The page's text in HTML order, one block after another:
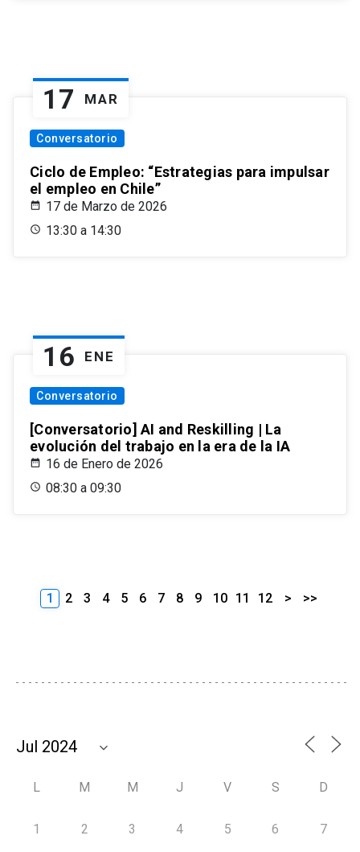
17 MAR
Conversatorio
Ciclo de Empleo: “Estrategias para impulsar
el empleo en Chile”
17 de Marzo de 2026
13:30 a 14:30
16 ENE
Conversatorio
[Conversatorio] AI and Reskilling | La
evolución del trabajo en la era de la IA
16 de Enero de 2026
08:30 a 09:30
1 2 3 4 5 6 7 8 9 10 11 12 > >>
L M M J V S D
1 2 3 4 5 6 7